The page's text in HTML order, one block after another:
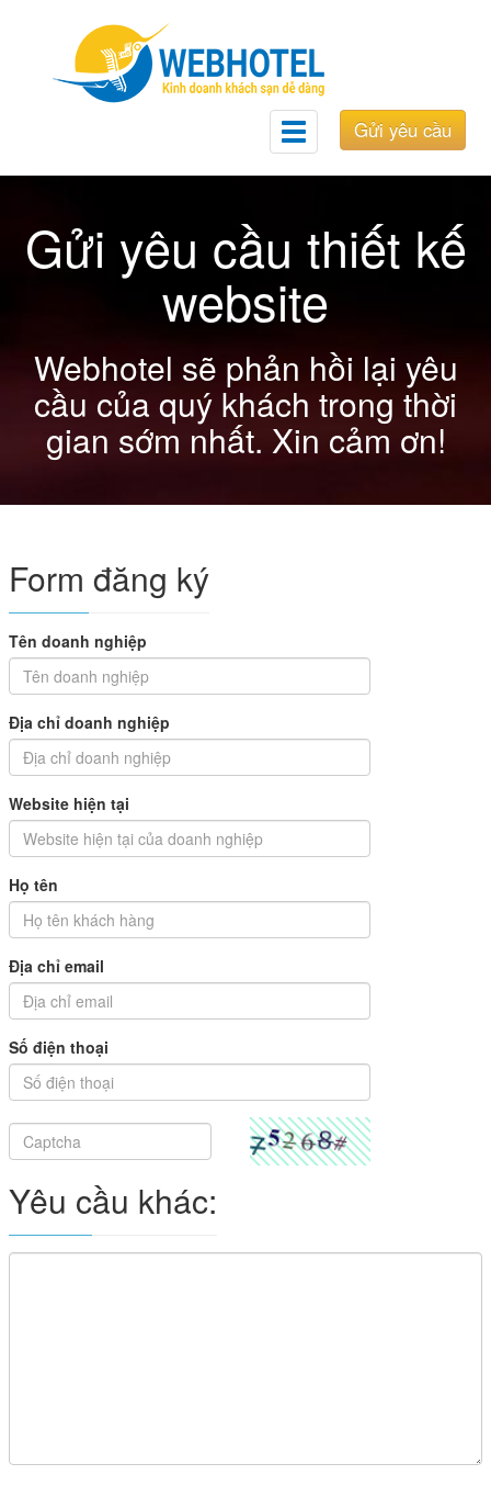
Gửi yêu cầu
Toggle
navigation
Gửi yêu cầu thiết kế
website
Webhotel sẽ phản hồi lại yêu
cầu của quý khách trong thời
gian sớm nhất. Xin cảm ơn!
Form đăng ký
Tên doanh nghiệp
Địa chỉ doanh nghiệp
Website hiện tại
Họ tên
Địa chỉ email
Số điện thoại
Yêu cầu khác: